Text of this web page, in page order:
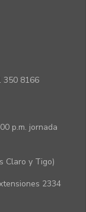
350 8166
p.m. jornada
Claro y Tigo)
2334